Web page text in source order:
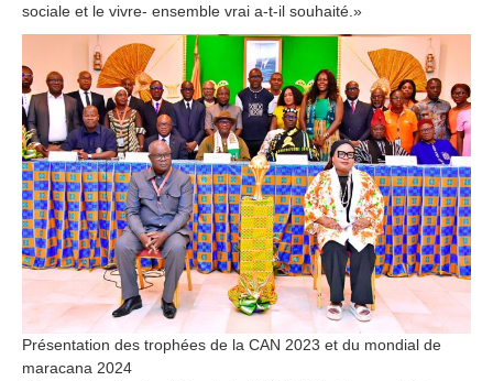
sociale et le vivre- ensemble vrai a-t-il souhaité.»
Présentation des trophées de la CAN 2023 et du mondial de
maracana 2024